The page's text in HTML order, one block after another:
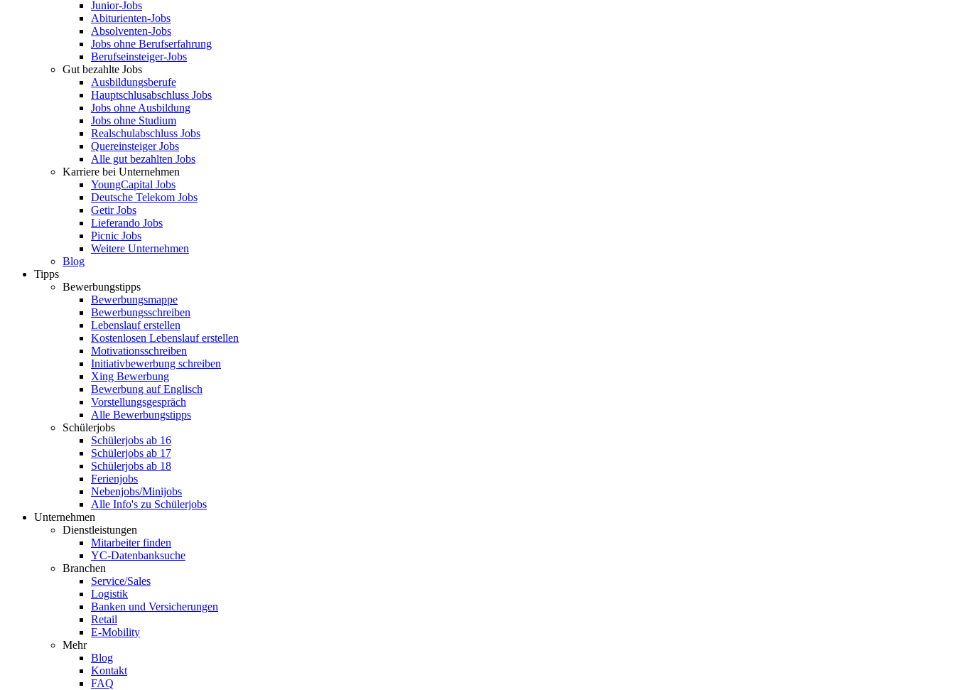
Junior-Jobs
Abiturienten-Jobs
Absolventen-Jobs
Jobs ohne Berufserfahrung
Berufseinsteiger-Jobs
Gut bezahlte Jobs
Ausbildungsberufe
Hauptschlusabschluss Jobs
Jobs ohne Ausbildung
Jobs ohne Studium
Realschulabschluss Jobs
Quereinsteiger Jobs
Alle gut bezahlten Jobs
Karriere bei Unternehmen
YoungCapital Jobs
Deutsche Telekom Jobs
Getir Jobs
Lieferando Jobs
Picnic Jobs
Weitere Unternehmen
Blog
Tipps
Bewerbungstipps
Bewerbungsmappe
Bewerbungsschreiben
Lebenslauf erstellen
Kostenlosen Lebenslauf erstellen
Motivationsschreiben
Initiativbewerbung schreiben
Xing Bewerbung
Bewerbung auf Englisch
Vorstellungsgespräch
Alle Bewerbungstipps
Schülerjobs
Schülerjobs ab 16
Schülerjobs ab 17
Schülerjobs ab 18
Ferienjobs
Nebenjobs/Minijobs
Alle Info's zu Schülerjobs
Unternehmen
Dienstleistungen
Mitarbeiter finden
YC-Datenbanksuche
Branchen
Service/Sales
Logistik
Banken und Versicherungen
Retail
E-Mobility
Mehr
Blog
Kontakt
FAQ